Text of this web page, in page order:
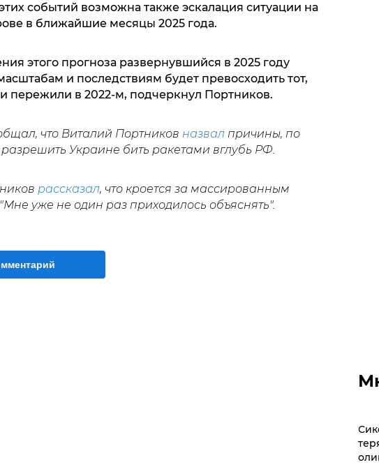
событий возможна также эскалация ситуации на
в ближайшие месяцы 2025 года.
этого прогноза развернувшийся в 2025 году
и последствиям будет превосходить тот,
пережили в 2022-м, подчеркнул Портников.
что Виталий Портников назвал причины, по
Украине бить ракетами вглубь РФ.
рассказал, что кроется за массированным
уже не один раз приходилось объяснять".